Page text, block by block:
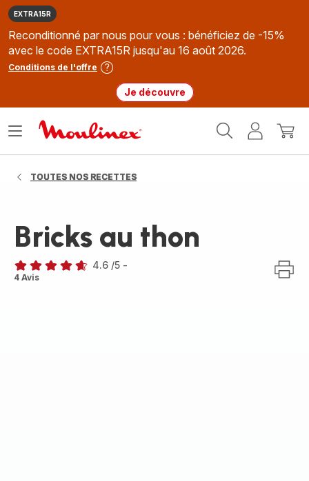
EXTRA15R
Reconditionné par nous pour vous : bénéficiez de -15%
avec le code EXTRA15R jusqu'au 16 août 2026.
Conditions de l'offre
Je découvre
MonMon
Ouvrir
TOUTES NOS RECETTES
Bricks au thon
ratings.4.6
4.6 /5 -
4 Avis